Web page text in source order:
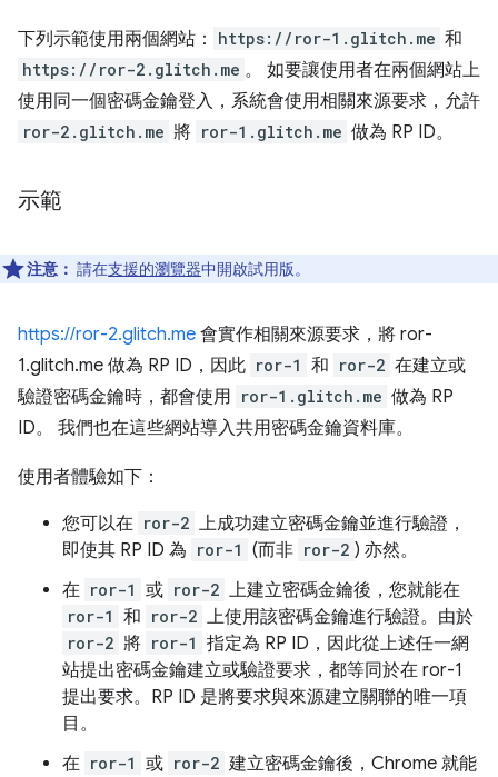
下列示範使用兩個網站： https://ror-1.glitch.me 和
https://ror-2.glitch.me 。 如要讓使用者在兩個網站上
使用同一個密碼金鑰登入，系統會使用相關來源要求，允許
ror-2.glitch.me 將 ror-1.glitch.me 做為 RP ID。
示範
注意： 請在支援的瀏覽器中開啟試用版。
https://ror-2.glitch.me 會實作相關來源要求，將 ror-
1.glitch.me 做為 RP ID，因此 ror-1 和 ror-2 在建立或
驗證密碼金鑰時，都會使用 ror-1.glitch.me 做為 RP
ID。 我們也在這些網站導入共用密碼金鑰資料庫。
使用者體驗如下：
您可以在 ror-2 上成功建立密碼金鑰並進行驗證，
即使其 RP ID 為 ror-1 (而非 ror-2 ) 亦然。
在 ror-1 或 ror-2 上建立密碼金鑰後，您就能在
ror-1 和 ror-2 上使用該密碼金鑰進行驗證。由於
ror-2 將 ror-1 指定為 RP ID，因此從上述任一網
站提出密碼金鑰建立或驗證要求，都等同於在 ror-1
提出要求。RP ID 是將要求與來源建立關聯的唯一項
目。
在 ror-1 或 ror-2 建立密碼金鑰後，Chrome 就能